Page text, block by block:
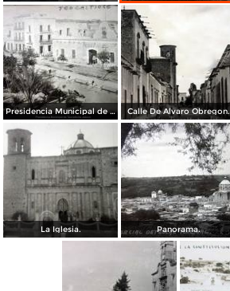
Presidencia Municipal de Teocaltiche Jalisco. Calle De Alvaro Obregon.
La Iglesia. Panorama.